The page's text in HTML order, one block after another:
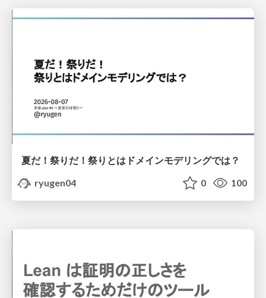
夏だ！祭りだ！祭りとはドメインモデリングでは？
ryugen04
0 100